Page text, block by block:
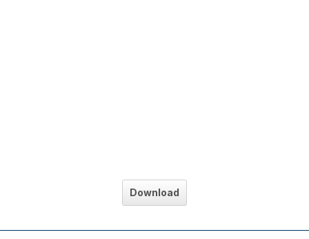
Download